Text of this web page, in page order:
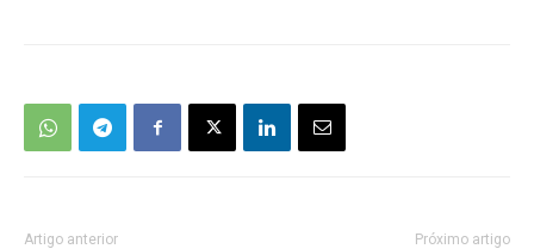
Artigo anterior Próximo artigo